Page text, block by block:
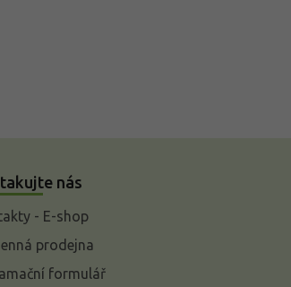
nás
- E-shop
prodejna
formulář